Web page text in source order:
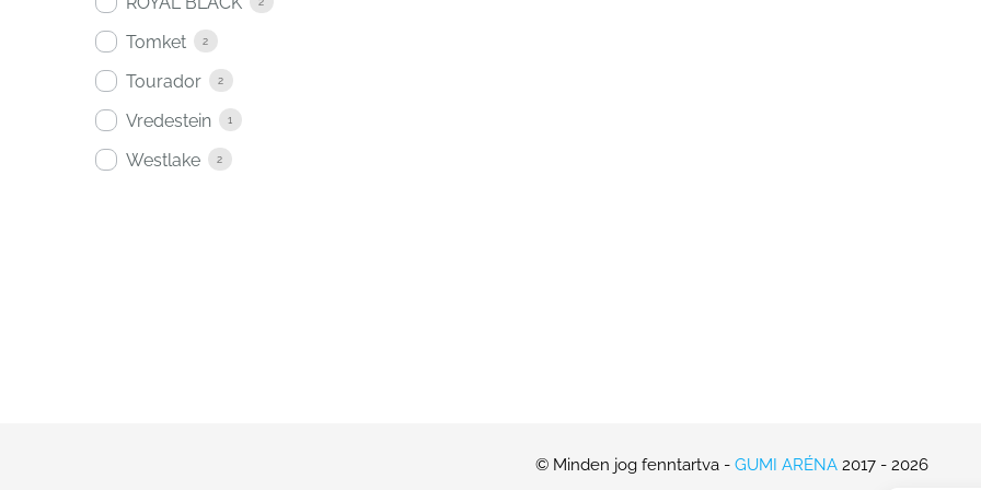
Tomket 2
Tourador 2
Vredestein 1
Westlake 2
© Minden jog fenntartva - GUMI ARÉNA2017 - 2026